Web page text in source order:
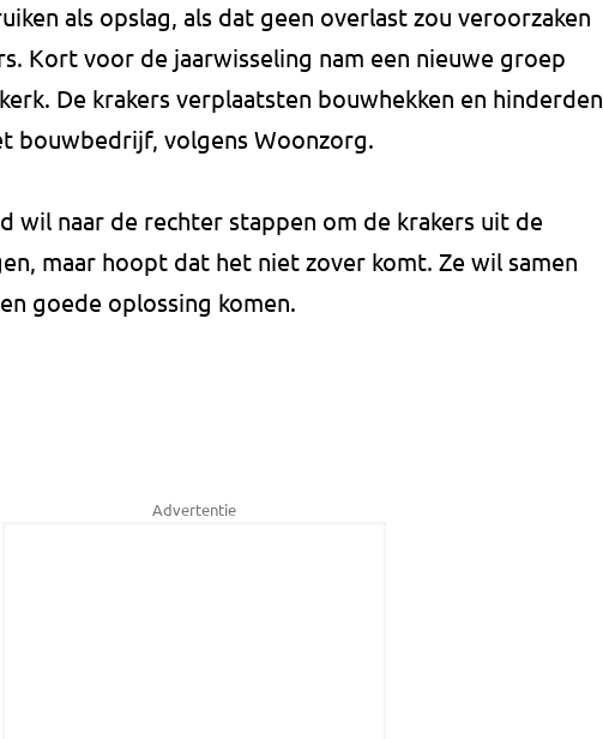
als opslag, als dat geen overlast zou veroorzaken
Kort voor de jaarwisseling nam een nieuwe groep
De krakers verplaatsten bouwhekken en hinderden
bouwbedrijf, volgens Woonzorg.
wil naar de rechter stappen om de krakers uit de
maar hoopt dat het niet zover komt. Ze wil samen
goede oplossing komen.
Advertentie